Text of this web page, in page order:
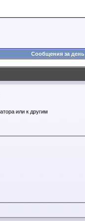
Сообщения за день
или к другим